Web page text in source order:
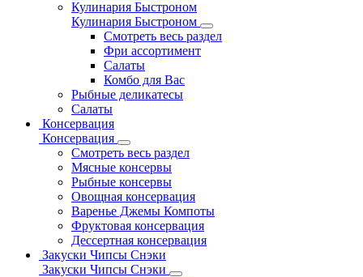
Кулинария Быстроном
Кулинария Быстроном
Смотреть весь раздел
Фри ассортимент
Салаты
Комбо для Вас
Рыбные деликатесы
Салаты
Консервация
Консервация
Смотреть весь раздел
Мясные консервы
Рыбные консервы
Овощная консервация
Варенье Джемы Компоты
Фруктовая консервация
Дессертная консервация
Закуски Чипсы Снэки
Закуски Чипсы Снэки